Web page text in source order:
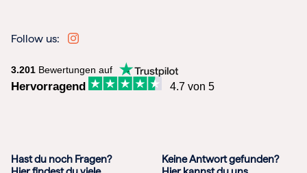
Follow us:
3.201 Bewertungen auf
Hervorragend 4.7 von 5
Hast du noch Fragen?
Keine Antwort gefunden?